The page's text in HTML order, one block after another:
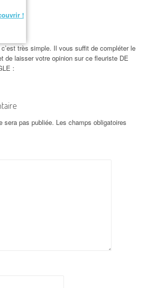
!
très simple. Il vous suffit de compléter le
de laisser votre opinion sur ce fleuriste DE
:
sera pas publiée. Les champs obligatoires